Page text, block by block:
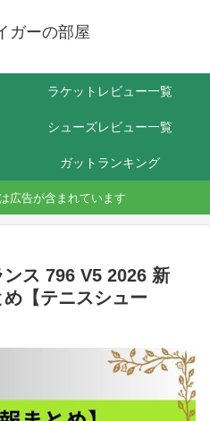
ガーの部屋
ラケットレビュー一覧
シューズレビュー一覧
ガットランキング
広告が含まれています
ス 796 V5 2026 新
【テニスシュー